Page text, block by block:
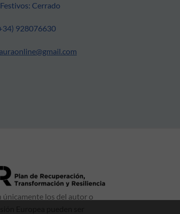
Cerrado
928076630
únicamente los del autor o